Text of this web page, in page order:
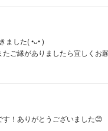
ました( •ᴗ• )
ご縁がありましたら宜しくお
！ありがとうございました😊